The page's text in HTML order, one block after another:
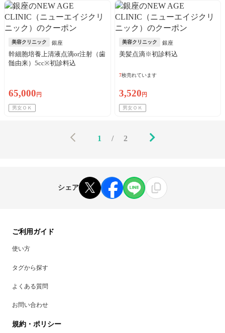
美容クリニック 銀座
幹細胞培養上清液点滴or注射（歯
髄由来）5cc※初診料込
65,000 円
男女ＯＫ
美容クリニック 銀座
美髪点滴※初診料込
7枚売れています
3,520 円
男女ＯＫ
1 / 2
シェア
ご利用ガイド
使い方
タグから探す
よくある質問
お問い合わせ
規約・ポリシー